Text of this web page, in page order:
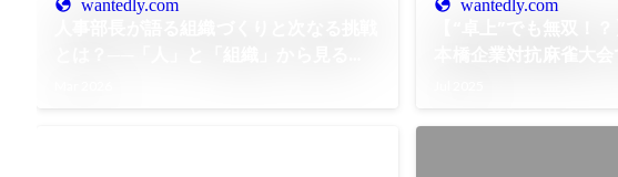
wantedly.com wantedly.com